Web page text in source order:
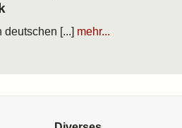
deutschen [...] mehr...